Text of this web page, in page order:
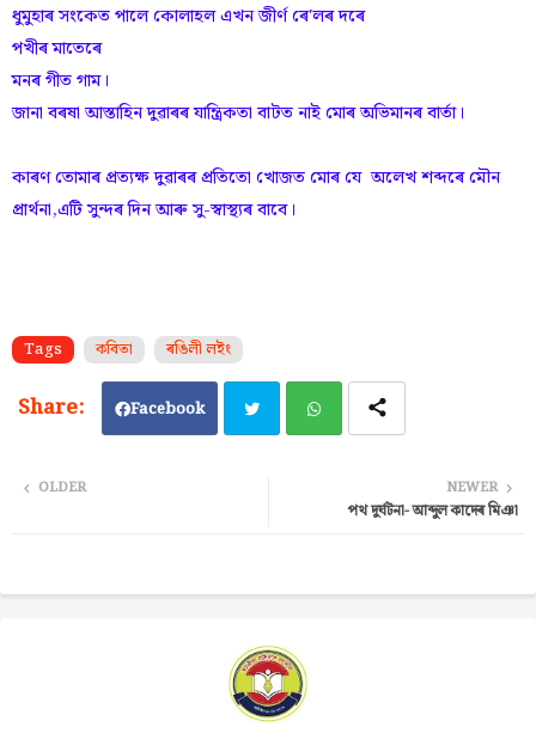
ধুমুহাৰ সংকেত পালে কােলাহল এখন জীৰ্ণ ৰে'লৰ দৰে
পখীৰ মাতেৰে
মনৰ গীত গাম।
জানা বৰষা আস্তাহিন দুৱাৰৰ যান্ত্ৰিকতা বাটত নাই মােৰ অভিমানৰ বাৰ্তা।
কাৰণ তােমাৰ প্ৰত্যক্ষ দুৱাৰৰ প্ৰতিতাে খোজত মােৰ যে অলেখ শব্দৰে মৌন
প্ৰাৰ্থনা,এটি সুন্দৰ দিন আৰু সু-স্বাস্থ্যৰ বাবে।
Tags কবিতা ৰঙিলী লইং
Facebook
NEWER
পথ দুৰ্ঘটনা- আব্দুল কাদেৰ মিঞা
OLDER